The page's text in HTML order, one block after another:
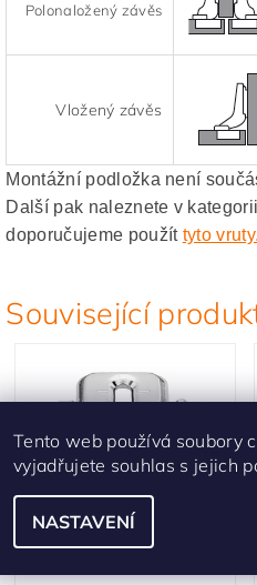
Polonaložený závěs
Vložený závěs
Montážní podložka není
Další pak naleznete v kategorii
doporučujeme použít tyto vruty.
Související
Tento web používá soubory
vyjadřujete souhlas s jejich
NASTAVENÍ